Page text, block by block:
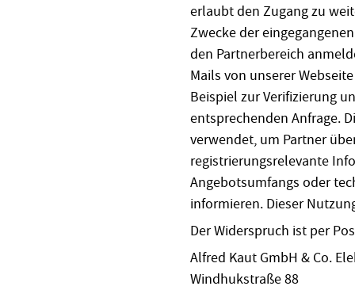
erlaubt den Zugang zu
Zwecke der
den Partnerbereich
Mails von unserer
Beispiel zur Verifizierung
entsprechenden Anfrage.
verwendet, um Partner
registrierungsrelevante
Angebotsumfangs oder
informieren. Dieser
Der Widerspruch ist per
Alfred Kaut GmbH & Co.
Windhukstraße 88